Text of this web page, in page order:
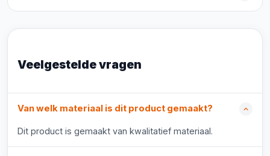
Veelgestelde vragen
Van welk materiaal is dit product gemaakt?
Dit product is gemaakt van kwalitatief materiaal.